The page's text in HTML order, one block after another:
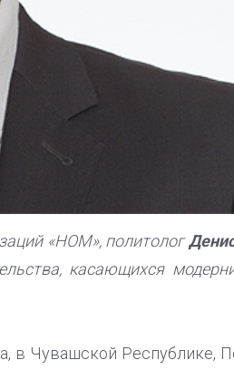
«НОМ», политолог
касающихся
в Чувашской Республике,